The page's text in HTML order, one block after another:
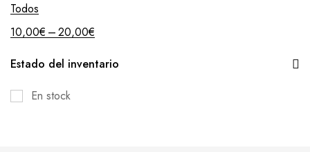
Todos
10,00€ –20,00€
Estado del inventario
En stock